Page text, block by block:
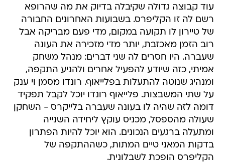
עוד קבוצה גדולה שקיבלה בדיוק את מה שהרופא
רשם לה זו הקליפרס. בשבועות האחרונים החבורה
של טיירון לו תקועה במקום, מדי פעם מבריקה אבל
רוב הזמן מאכזבת, יותר מדי מזכירה את העונה
שעברה. היו חסרים לה שני דברים: מנהל משחק
אמיתי, כזה שיודע להפעיל אחרים ולהניע התקפה,
ומנהיג שנוטה להתעלות בפלייאוף. רונדו מסמן וי ענק
על שתי המשבצות. פלייאוף רונדו יוכל לקבל תפקיד
דומה לזה שהיה לו בעונה שעברה בלייקרס - השחקן
שעולה מהספסל, מכניס עוקץ ליחידה השנייה
ומתעלה ברגעים הנכונים. הוא יוכל להיות הפתרון
בדקות המאני טיים המתות, כשההתקפה של
הקליפרס הופכת לשבלונית.